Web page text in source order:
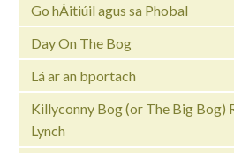
Go hÁitiúil agus sa Phobal
Day On The Bog
Lá ar an bportach
Killyconny Bog (or The Big Bog)
Lynch